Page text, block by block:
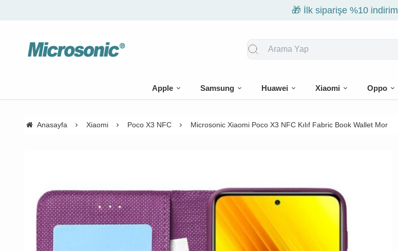
🎁 İlk siparişe %10 indirim
Apple Samsung Huawei Xiaomi Oppo
Anasayfa Xiaomi Poco X3 NFC Microsonic Xiaomi Poco X3 NFC Kılıf Fabric Book Wallet Mor